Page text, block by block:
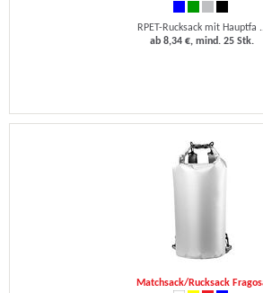
RPET-Rucksack mit Hauptfa
ab 8,34 €, mind. 25 Stk.
Matchsack/Rucksack